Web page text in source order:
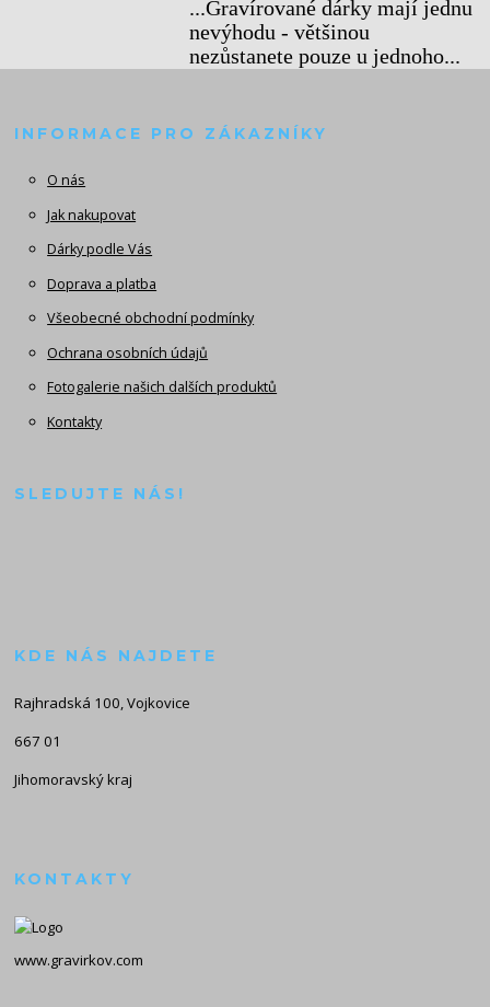
...Gravírované dárky mají jednu
nevýhodu - většinou
nezůstanete pouze u jednoho...
INFORMACE PRO ZÁKAZNÍKY
O nás
Jak nakupovat
Dárky podle Vás
Doprava a platba
Všeobecné obchodní podmínky
Ochrana osobních údajů
Fotogalerie našich dalších produktů
Kontakty
SLEDUJTE NÁS!
KDE NÁS NAJDETE
Rajhradská 100, Vojkovice
667 01
Jihomoravský kraj
KONTAKTY
www.gravirkov.com